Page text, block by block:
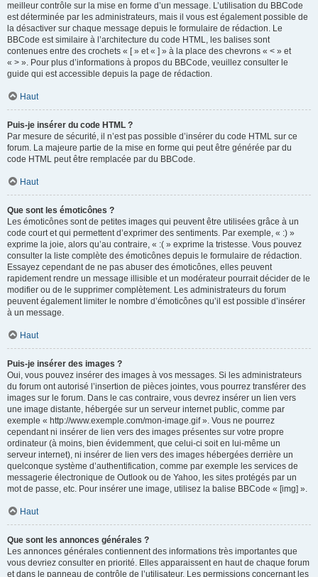
meilleur contrôle sur la mise en forme d’un message. L’utilisation du BBCode
est déterminée par les administrateurs, mais il vous est également possible de
la désactiver sur chaque message depuis le formulaire de rédaction. Le
BBCode est similaire à l’architecture du code HTML, les balises sont
contenues entre des crochets « [ » et « ] » à la place des chevrons « < » et
« > ». Pour plus d’informations à propos du BBCode, veuillez consulter le
guide qui est accessible depuis la page de rédaction.
Haut
Puis-je insérer du code HTML ?
Par mesure de sécurité, il n’est pas possible d’insérer du code HTML sur ce
forum. La majeure partie de la mise en forme qui peut être générée par du
code HTML peut être remplacée par du BBCode.
Haut
Que sont les émoticônes ?
Les émoticônes sont de petites images qui peuvent être utilisées grâce à un
code court et qui permettent d’exprimer des sentiments. Par exemple, « :) »
exprime la joie, alors qu’au contraire, « :( » exprime la tristesse. Vous pouvez
consulter la liste complète des émoticônes depuis le formulaire de rédaction.
Essayez cependant de ne pas abuser des émoticônes, elles peuvent
rapidement rendre un message illisible et un modérateur pourrait décider de le
modifier ou de le supprimer complètement. Les administrateurs du forum
peuvent également limiter le nombre d’émoticônes qu’il est possible d’insérer
à un message.
Haut
Puis-je insérer des images ?
Oui, vous pouvez insérer des images à vos messages. Si les administrateurs
du forum ont autorisé l’insertion de pièces jointes, vous pourrez transférer des
images sur le forum. Dans le cas contraire, vous devrez insérer un lien vers
une image distante, hébergée sur un serveur internet public, comme par
exemple « http://www.exemple.com/mon-image.gif ». Vous ne pourrez
cependant ni insérer de lien vers des images présentes sur votre propre
ordinateur (à moins, bien évidemment, que celui-ci soit en lui-même un
serveur internet), ni insérer de lien vers des images hébergées derrière un
quelconque système d’authentification, comme par exemple les services de
messagerie électronique de Outlook ou de Yahoo, les sites protégés par un
mot de passe, etc. Pour insérer une image, utilisez la balise BBCode « [img] ».
Haut
Que sont les annonces générales ?
Les annonces générales contiennent des informations très importantes que
vous devriez consulter en priorité. Elles apparaissent en haut de chaque forum
et dans le panneau de contrôle de l’utilisateur. Les permissions concernant les